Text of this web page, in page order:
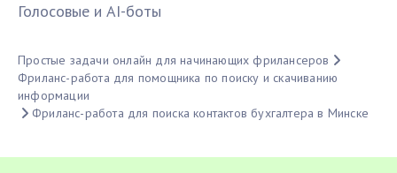
Голосовые и AI-боты
Простые задачи онлайн для начинающих фрилансеров
Фриланс-работа для помощника по поиску и скачиванию
информации
Фриланс-работа для поиска контактов бухгалтера в Минске